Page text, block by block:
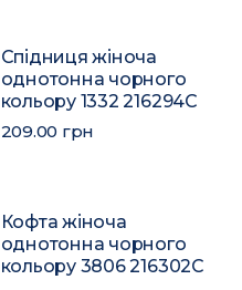
Спідниця жіноча
однотонна чорного
кольору 1332 216294C
209.00 грн
Кофта жіноча
однотонна чорного
кольору 3806 216302C